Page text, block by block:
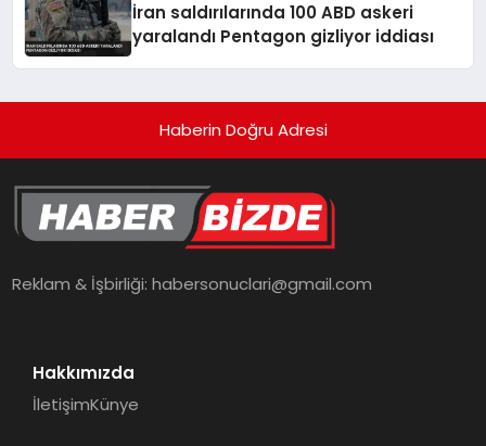
İran saldırılarında 100 ABD askeri
yaralandı Pentagon gizliyor iddiası
Haberin Doğru Adresi
Reklam & İşbirliği:habersonuclari@gmail.com
Hakkımızda
İletişimKünye